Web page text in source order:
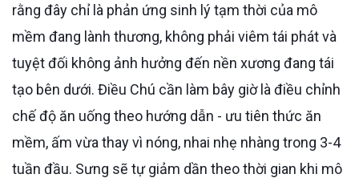
rằng đây chỉ là phản ứng sinh lý tạm thời của mô
mềm đang lành thương, không phải viêm tái phát và
tuyệt đối không ảnh hưởng đến nền xương đang tái
tạo bên dưới. Điều Chú cần làm bây giờ là điều chỉnh
chế độ ăn uống theo hướng dẫn - ưu tiên thức ăn
mềm, ấm vừa thay vì nóng, nhai nhẹ nhàng trong 3-4
tuần đầu. Sưng sẽ tự giảm dần theo thời gian khi mô